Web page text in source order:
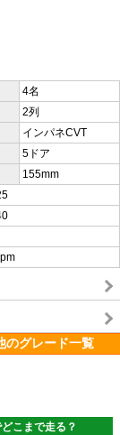
4名
2列
インパネCVT
5ドア
155mm
のグレード一覧
こまで走る？